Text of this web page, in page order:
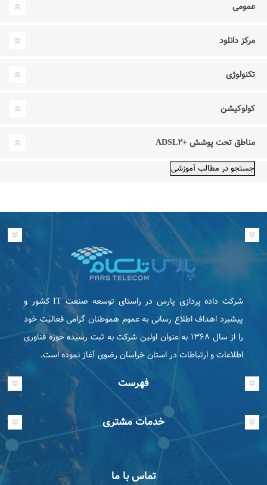
عمومی
مرکز دانلود
تکنولوژی
کولوکیشن
مناطق تحت پوشش +ADSL۲
شرکت داده پردازی پارس در راستای توسعه صنعت IT كشور و
پیشبرد اهداف اطلاع رسانی به عموم هموطنان گرامی فعاليت خود
را از سال ۱۳۶۸ به عنوان اولین شرکت به ثبت رسیده حوزه فناوری
اطلاعات و ارتباطات در استان خراسان رضوی آغاز نموده است.
فهرست
خدمات مشتری
تماس با ما